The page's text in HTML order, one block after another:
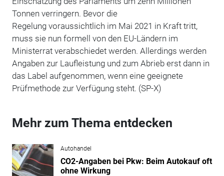
Tonnen verringern. Bevor die
Regelungvoraussichtlich im Mai 2021 in Kraft tritt,
muss sie nun formell von den EU-Ländern im
Ministerrat verabschiedet werden. Allerdings werden
Angaben zur Laufleistung und zum Abrieb erst dann in
das Label aufgenommen, wenn eine geeignete
Prüfmethode zur Verfügung steht. (SP-X)
Mehr zum Thema entdecken
Autohandel
CO2-Angaben bei Pkw: Beim Autokauf oft
ohne Wirkung